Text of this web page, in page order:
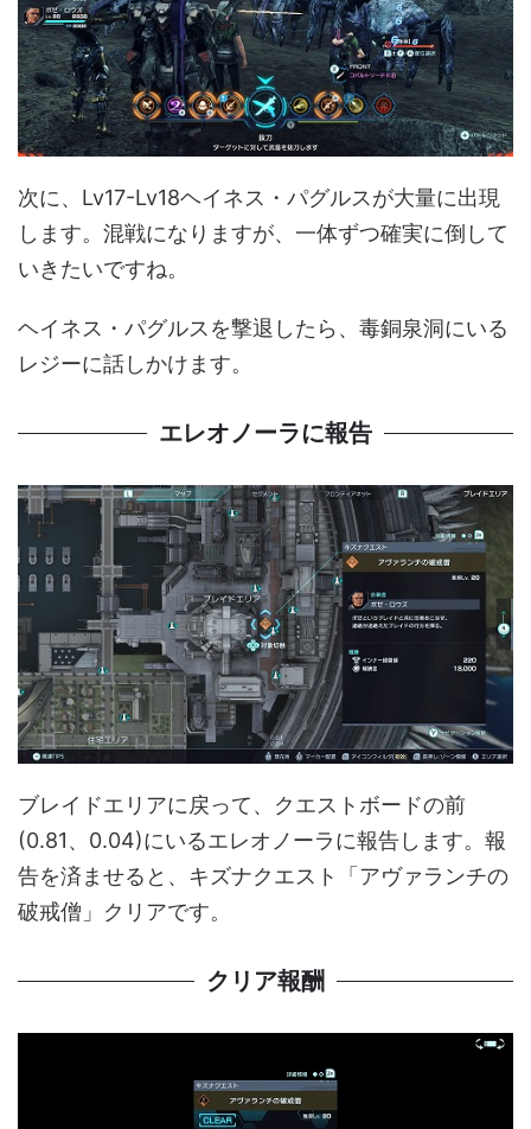
次に、Lv17-Lv18ヘイネス・パグルスが大量に出現
します。混戦になりますが、一体ずつ確実に倒して
いきたいですね。
ヘイネス・パグルスを撃退したら、毒銅泉洞にいる
レジーに話しかけます。
エレオノーラに報告
ブレイドエリアに戻って、クエストボードの前
(0.81、0.04)にいるエレオノーラに報告します。報
告を済ませると、キズナクエスト「アヴァランチの
破戒僧」クリアです。
クリア報酬